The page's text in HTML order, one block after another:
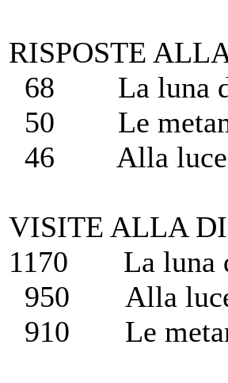
RISPOSTE
68 La luna
50 Le
46 Alla luce
VISITE ALLA
1170 La luna
950 Alla luce
910 Le